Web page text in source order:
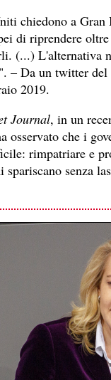
chiedono a Gran
di riprendere
(...) L'alternativa
– Da un twitter
2019.
Journal, in un
osservato che i
rimpatriare e
spariscano senza